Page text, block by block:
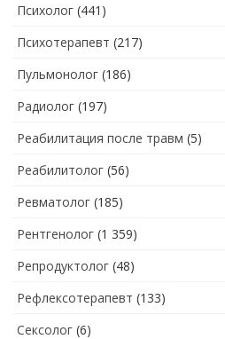
Психолог (441)
Психотерапевт (217)
Пульмонолог (186)
Радиолог (197)
Реабилитация после травм (5)
Реабилитолог (56)
Ревматолог (185)
Рентгенолог (1 359)
Репродуктолог (48)
Рефлексотерапевт (133)
Сексолог (6)